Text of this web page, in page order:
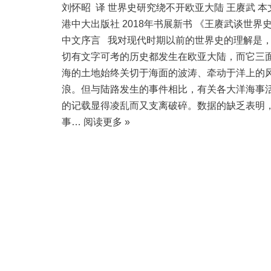
刘怀昭 译 世界史研究绕不开欧亚大陆 王赓武 本
港中大出版社 2018年书展新书 《王赓武谈世界史
中文序言 我对现代时期以前的世界史的理解是
切有文字可考的历史都发生在欧亚大陆，而它三
海的土地始终关切于海面的波涛、牵动于洋上的
浪。但与陆路发生的事件相比，有关各大洋海事
的记载显得凌乱而又支离破碎。数据的缺乏表明
事… 阅读更多 »